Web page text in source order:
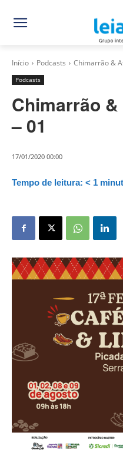
Início Podcasts Chimarrão &
Podcasts
Chimarrão
– 01
17/01/2020 00:00
Tempo de leitura: < 1